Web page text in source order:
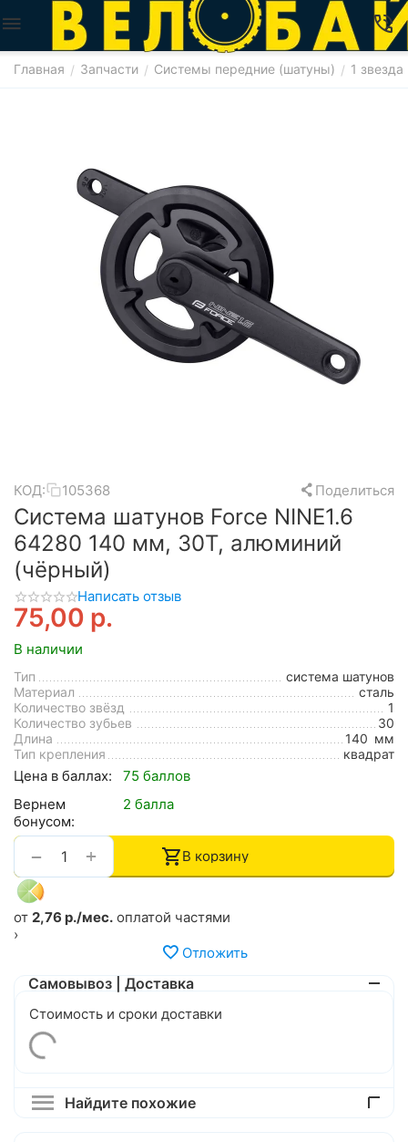
Главная / Запчасти / Системы передние (шатуны) / 1 звезда
КОД: 105368 Поделиться
Система шатунов Force NINE1.6
64280 140 мм, 30T, алюминий
(чёрный)
Написать отзыв
75,00 р.
В наличии
Тип
система шатунов
Материал
сталь
Количество звёзд
1
Количество зубьев
30
Длина
140 мм
Тип крепления
квадрат
Цена в баллах:
75 баллов
Вернем
бонусом:
2 балла
+
− В корзину
от 2,76 р./мес. оплатой частями
›
Отложить
Самовывоз | Доставка
Стоимость и сроки доставки
Найдите похожие